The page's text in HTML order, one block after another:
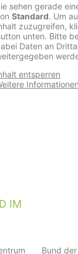
sehen gerade
Standard. Um
zuzugreifen,
unten. Bitte
Daten an
entsperren
Informationen
IM
Bund